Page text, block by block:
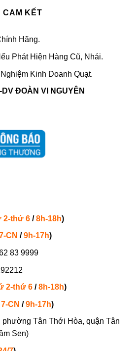
CAM KẾT
Hãng.
Phát Hiện Hàng Cũ, Nhái.
Kinh Doanh Quạt.
ĐOÀN VI NGUYÊN
2-thứ 6 /8h-18h)
CN /9h-17h)
9999
2-thứ 6 /8h-18h)
CN /9h-17h)
phường Tân Thới Hòa, quận Tân
Sen)